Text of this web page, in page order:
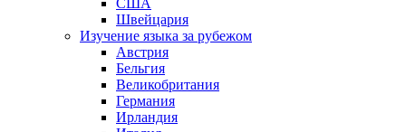
США
Швейцария
Изучение языка за рубежом
Австрия
Бельгия
Великобритания
Германия
Ирландия